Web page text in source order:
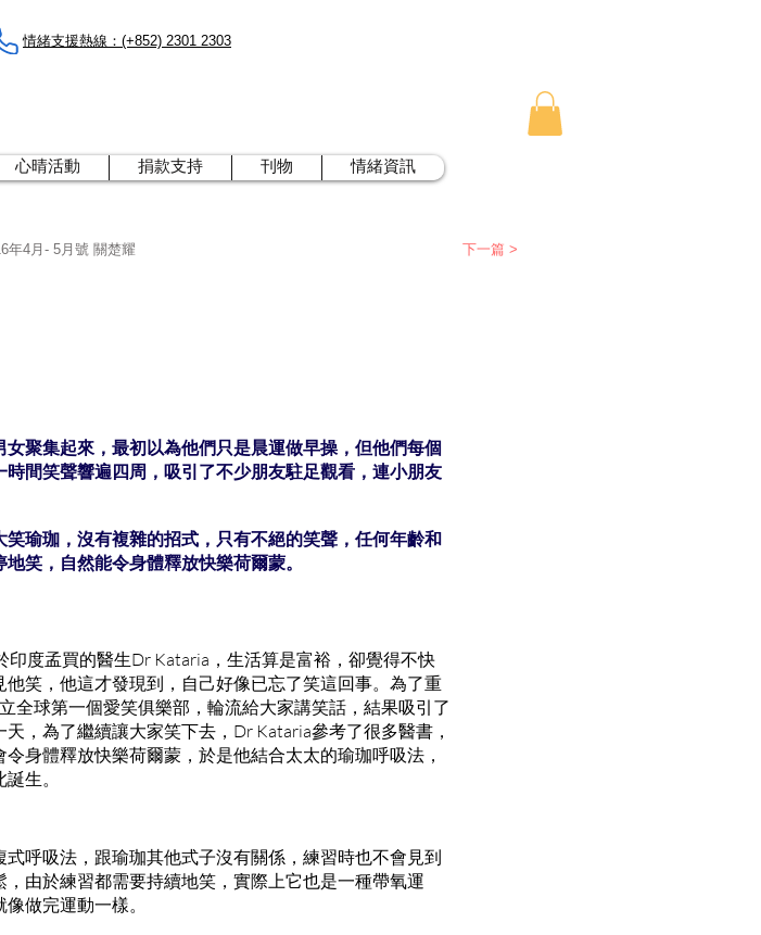
情緒支援熱線：​​(+852) 2301 2303
心晴活動 捐款支持 刊物 情緒資訊
年4月- 5月號 關楚耀 下一篇 >
聚集起來，最初以為他們只是晨運做早操，但他們每個
間笑聲響遍四周，吸引了不少朋友駐足觀看，連小朋友
瑜珈，沒有複雜的招式，只有不絕的笑聲，任何年齡和
笑，自然能令身體釋放快樂荷爾蒙。
度孟買的醫生Dr Kataria，生活算是富裕，卻覺得不快
笑，他這才發現到，自己好像已忘了笑這回事。為了重
全球第一個愛笑俱樂部，輪流給大家講笑話，結果吸引了
，為了繼續讓大家笑下去，Dr Kataria參考了很多醫書，
身體釋放快樂荷爾蒙，於是他結合太太的瑜珈呼吸法，
生。
呼吸法，跟瑜珈其他式子沒有關係，練習時也不會見到
由於練習都需要持續地笑，實際上它也是一種帶氧運
做完運動一樣。